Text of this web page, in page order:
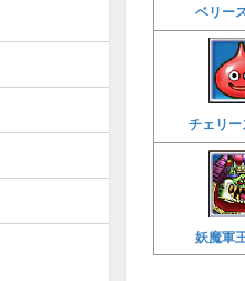
ベリー
チェリ
妖魔軍